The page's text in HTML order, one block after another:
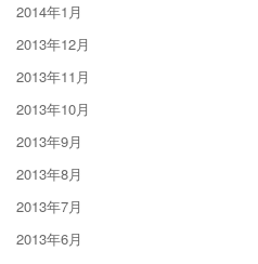
2014年1月
2013年12月
2013年11月
2013年10月
2013年9月
2013年8月
2013年7月
2013年6月